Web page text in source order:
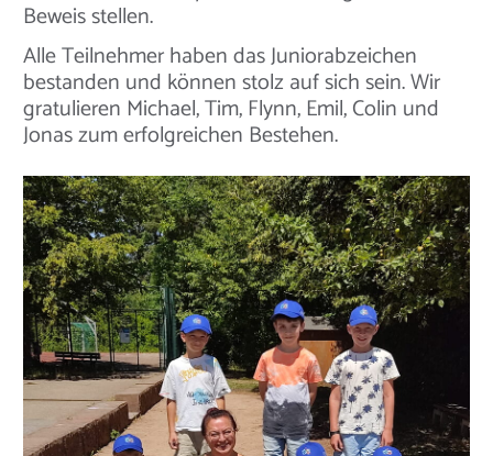
Beweis stellen.
Alle Teilnehmer haben das Juniorabzeichen
bestanden und können stolz auf sich sein. Wir
gratulieren Michael, Tim, Flynn, Emil, Colin und
Jonas zum erfolgreichen Bestehen.